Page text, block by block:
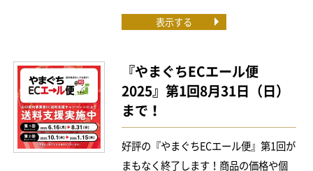
表示する
『やまぐちECエール便
2025』第1回8月31日（日）
まで！
好評の『やまぐちECエール便』第1回が
まもなく終了します！商品の価格や個